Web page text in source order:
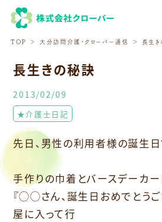
TOP 大分訪問介護・クローバー通信 長生
長生きの秘訣
2013/02/09
★介護士日記
先日、男性の利用者様の誕生日
手作りの巾着とバースデーカー
『◯◯さん、誕生日おめでとうご
屋に入って行